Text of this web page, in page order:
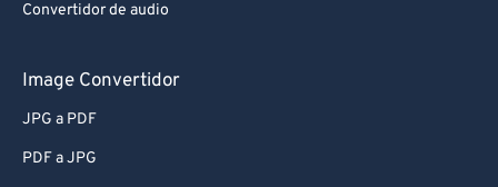
Convertidor de audio
Image Convertidor
JPG a PDF
PDF a JPG